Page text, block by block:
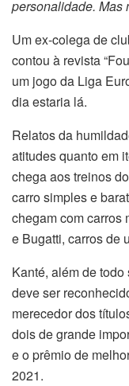
personalidade. Mas
Um ex-colega de
contou à revista
um jogo da Liga
dia estaria lá.
Relatos da
atitudes quanto em
chega aos treinos
carro simples e
chegam com carros
e Bugatti, carros de
Kanté, além de
deve ser
merecedor dos
dois de grande
e o prêmio de
2021.